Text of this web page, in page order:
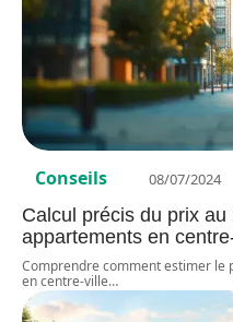
Conseils 08/07/2024
Calcul précis du prix
appartements en
Comprendre comment estimer
en centre-ville…